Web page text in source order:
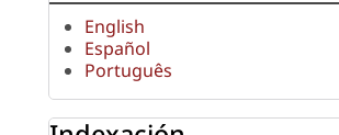
English
Español
Português